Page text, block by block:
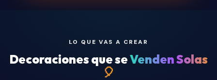
LO QUE VAS A CREAR
Decoraciones que seVenden Solas
🎈